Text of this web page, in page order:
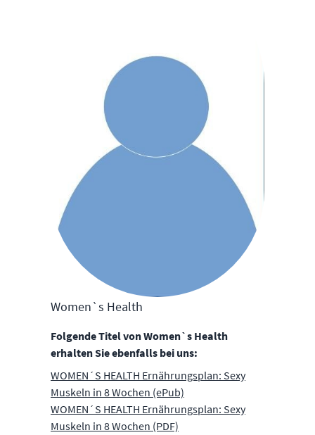
Women`s Health
Folgende Titel von Women`s Health
erhalten Sie ebenfalls bei uns:
WOMEN´S HEALTH Ernährungsplan: Sexy
Muskeln in 8 Wochen (ePub)
WOMEN´S HEALTH Ernährungsplan: Sexy
Muskeln in 8 Wochen (PDF)